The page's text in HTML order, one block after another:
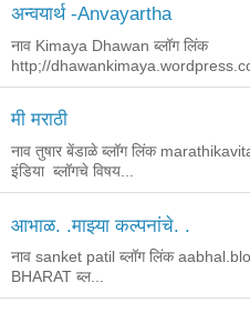
अन्वयार्थ -Anvayartha
नाव Kimaya Dhawan ब्लॉग लिंक
http;//
मी मराठी
नाव तुषार बेंडाळे ब्लॉग लिंक
इंडिया ब्लॉगचे विषय...
आभाळ. .माझ्या कल्पनांचे. .
नाव sanket patil ब्लॉग लिंक
BHARAT ब्ल...